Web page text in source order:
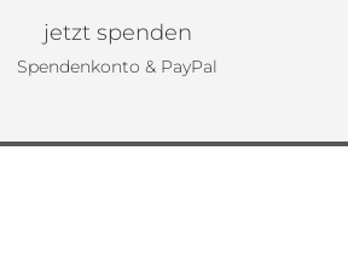
jetzt spenden
Spendenkonto & PayPal